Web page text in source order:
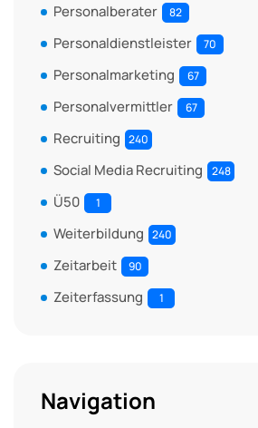
Personalberater 82
Personaldienstleister 70
Personalmarketing 67
Personalvermittler 67
Recruiting 240
Social Media Recruiting 248
Ü50 1
Weiterbildung 240
Zeitarbeit 90
Zeiterfassung 1
Navigation